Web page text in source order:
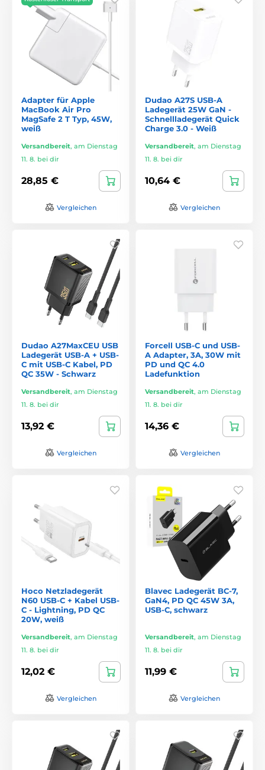
Adapter für Apple
MacBook Air Pro
MagSafe 2 T Typ, 45W,
weiß
Versandbereit, am Dienstag
11. 8. bei dir
28,85 €
Vergleichen
Dudao A27S USB-A
Ladegerät 25W GaN -
Schnellladegerät Quick
Charge 3.0 - Weiß
Versandbereit, am Dienstag
11. 8. bei dir
10,64 €
Vergleichen
Dudao A27MaxCEU USB
Ladegerät USB-A + USB-
C mit USB-C Kabel, PD
QC 35W - Schwarz
Versandbereit, am Dienstag
11. 8. bei dir
13,92 €
Vergleichen
Forcell USB-C und USB-
A Adapter, 3A, 30W mit
PD und QC 4.0
Ladefunktion
Versandbereit, am Dienstag
11. 8. bei dir
14,36 €
Vergleichen
Hoco Netzladegerät
N60 USB-C + Kabel USB-
C - Lightning, PD QC
20W, weiß
Versandbereit, am Dienstag
11. 8. bei dir
12,02 €
Vergleichen
Blavec Ladegerät BC-7,
GaN4, PD QC 45W 3A,
USB-C, schwarz
Versandbereit, am Dienstag
11. 8. bei dir
11,99 €
Vergleichen